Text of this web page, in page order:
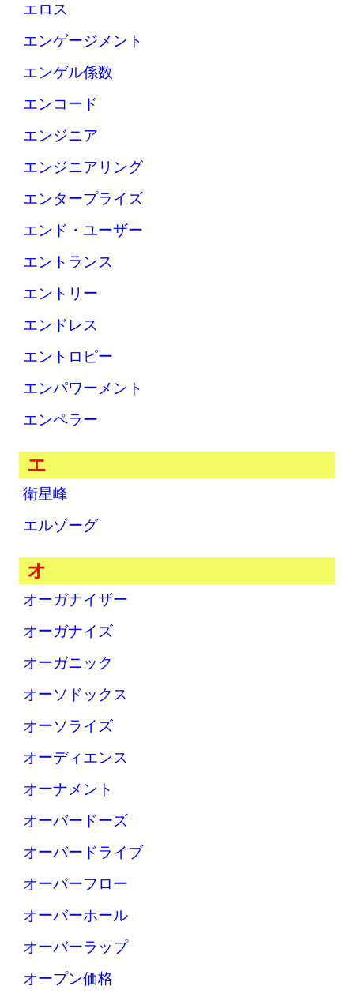
エロス
エンゲージメント
エンゲル係数
エンコード
エンジニア
エンジニアリング
エンタープライズ
エンド・ユーザー
エントランス
エントリー
エンドレス
エントロピー
エンパワーメント
エンペラー
エ
衛星峰
エルゾーグ
オ
オーガナイザー
オーガナイズ
オーガニック
オーソドックス
オーソライズ
オーディエンス
オーナメント
オーバードーズ
オーバードライブ
オーバーフロー
オーバーホール
オーバーラップ
オープン価格